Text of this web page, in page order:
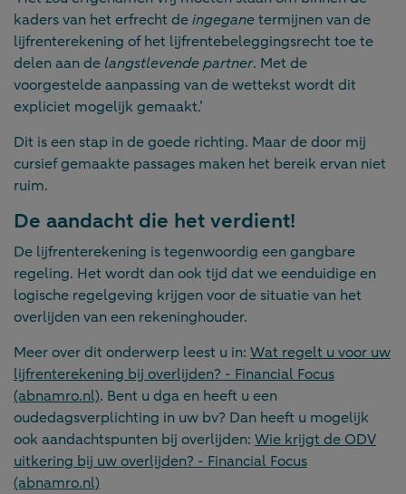
kaders van het erfrecht deingeganetermijnen van de
lijfrenterekening of het lijfrentebeleggingsrecht toe te
delen aan de langstlevende partner. Met de
voorgestelde aanpassing van de wettekst wordt dit
expliciet mogelijk gemaakt.’
Dit is een stap in de goede richting. Maar de door mij
cursief gemaakte passages maken het bereik ervan niet
ruim.
De aandacht die het verdient!
De lijfrenterekening is tegenwoordig een gangbare
regeling. Het wordt dan ook tijd dat we eenduidige en
logische regelgeving krijgen voor de situatie van het
overlijden van een rekeninghouder.
Meer over dit onderwerp leest u in: Wat regelt u voor uw
lijfrenterekening bij overlijden? - Financial Focus
(abnamro.nl). Bent u dga en heeft u een
oudedagsverplichting in uw bv? Dan heeft u mogelijk
ook aandachtspunten bij overlijden: Wie krijgt de ODV
uitkering bij uw overlijden? - Financial Focus
(abnamro.nl)